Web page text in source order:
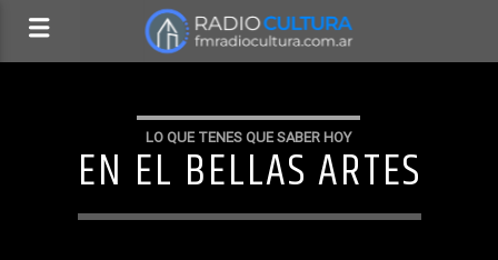
LO QUE TENES QUE SABER HOY
EN EL BELLAS ARTES